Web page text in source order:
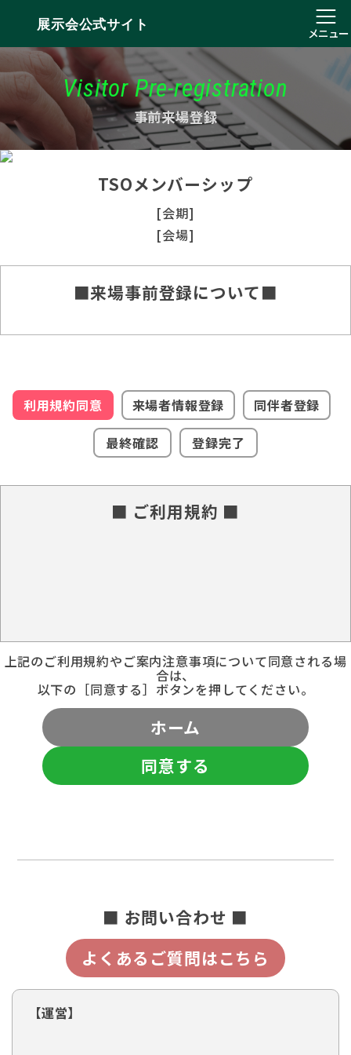
展示会公式サイト
メニュー
Visitor Pre-registration
事前来場登録
TSOメンバーシップ
[会期]
[会場]
■来場事前登録について■
利用規約同意 来場者情報登録
同伴者登録
最終確認
登録完了
■ ご利用規約 ■
上記のご利用規約やご案内注意事項について同意される場
合は、
以下の［同意する］ボタンを押してください。
ホーム
同意する
■ お問い合わせ ■
よくあるご質問はこちら
【運営】